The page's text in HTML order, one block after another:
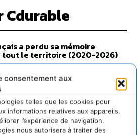
consentement aux
telles que les cookies pour
informations relatives aux appareils.
l’expérience de navigation.
nous autorisera à traiter des
Cdurable
a perdu sa mémoire
tout le territoire (2020-2026)
aux espèces vivantes
communs de Zoepolis
les freins au
comestibles dans nos